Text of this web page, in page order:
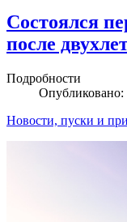
Состоялся
после
Подробности
Опубликовано:
Новости, пуски и